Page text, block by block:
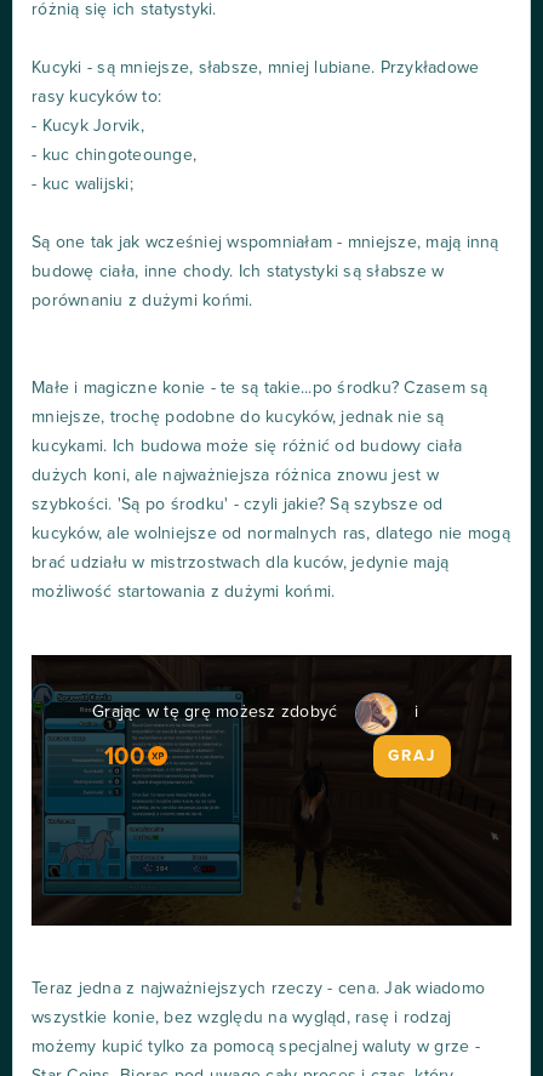
różnią się ich statystyki.
Kucyki - są mniejsze, słabsze, mniej lubiane. Przykładowe
rasy kucyków to:
- Kucyk Jorvik,
- kuc chingoteounge,
- kuc walijski;
Są one tak jak wcześniej wspomniałam - mniejsze, mają inną
budowę ciała, inne chody. Ich statystyki są słabsze w
porównaniu z dużymi końmi.
Małe i magiczne konie - te są takie...po środku? Czasem są
mniejsze, trochę podobne do kucyków, jednak nie są
kucykami. Ich budowa może się różnić od budowy ciała
dużych koni, ale najważniejsza różnica znowu jest w
szybkości. 'Są po środku' - czyli jakie? Są szybsze od
kucyków, ale wolniejsze od normalnych ras, dlatego nie mogą
brać udziału w mistrzostwach dla kuców, jedynie mają
możliwość startowania z dużymi końmi.
Grając w tę grę możesz zdobyć i
100 GRAJ
Teraz jedna z najważniejszych rzeczy - cena. Jak wiadomo
wszystkie konie, bez względu na wygląd, rasę i rodzaj
możemy kupić tylko za pomocą specjalnej waluty w grze -